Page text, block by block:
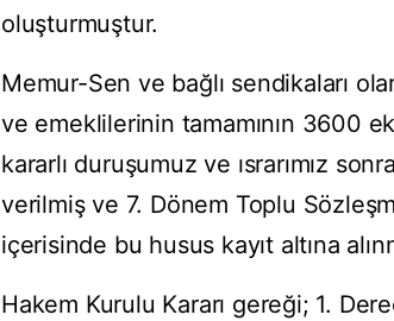
oluşturmuştur.
Memur-Sen ve bağlı sendikaları
ve emeklilerinin tamamının 3600
kararlı duruşumuz ve ısrarımız
verilmiş ve 7. Dönem Toplu
içerisinde bu husus kayıt altına
Hakem Kurulu Kararı gereği; 1.